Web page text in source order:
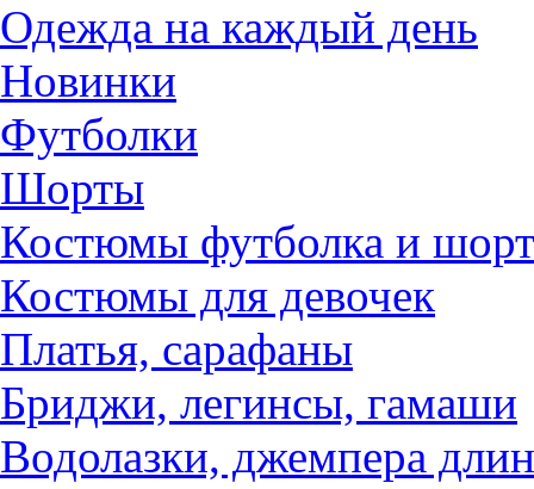
Одежда на каждый день
Новинки
Футболки
Шорты
Костюмы футболка и
Костюмы для девочек
Платья, сарафаны
Бриджи, легинсы, гамаши
Водолазки, джемпера